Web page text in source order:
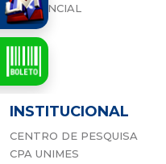
PRESENCIAL
INSTITUCIONAL
CENTRO DE PESQUISA
CPA UNIMES